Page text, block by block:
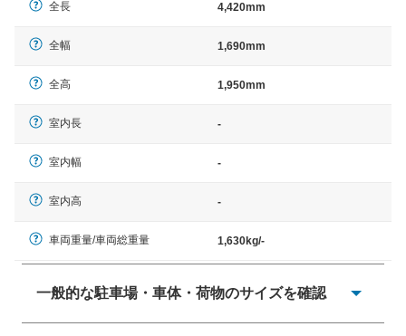
全長 4,420mm
全幅 1,690mm
全高 1,950mm
室内長 -
室内幅 -
室内高 -
車両重量/車両総重量 1,630kg/-
一般的な駐車場・車体・荷物のサイズを確認